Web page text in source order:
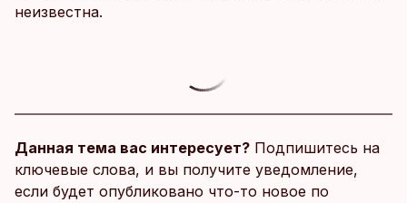
неизвестна.
Данная тема вас интересует? Подпишитесь на
ключевые слова, и вы получите уведомление,
если будет опубликовано что-то новое по